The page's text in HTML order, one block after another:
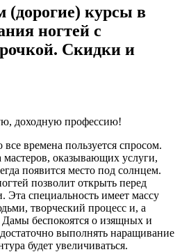
(дорогие) курсы в
ногтей с
Скидки и
доходную профессию!
времена пользуется спросом.
мастеров, оказывающих услуги,
появится место под солнцем.
позволит открыть перед
Эта специальность имеет массу
творческий процесс и, а
беспокоятся о изящных и
выполнять наращивание
будет увеличиваться.